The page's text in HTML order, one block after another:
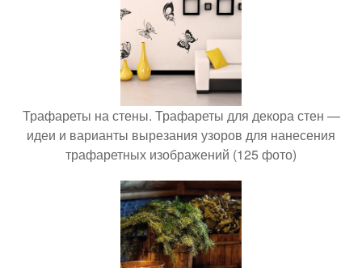
Трафареты на стены. Трафареты для декора стен —
идеи и варианты вырезания узоров для нанесения
трафаретных изображений (125 фото)